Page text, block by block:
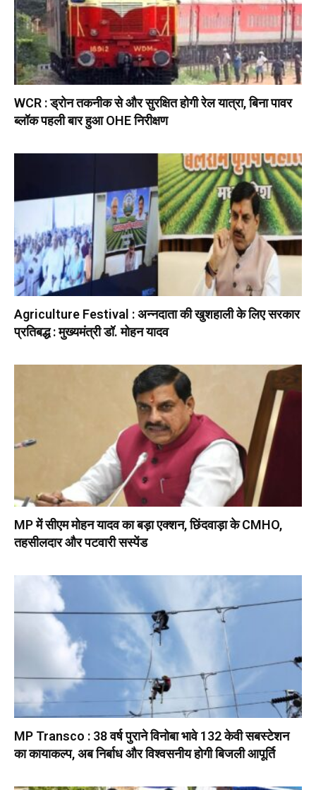
WCR : ड्रोन तकनीक से और सुरक्षित होगी रेल यात्रा, बिना पावर
ब्लॉक पहली बार हुआ OHE निरीक्षण
Agriculture Festival : अन्नदाता की खुशहाली के लिए सरकार
प्रतिबद्ध : मुख्यमंत्री डॉ. मोहन यादव
MP में सीएम मोहन यादव का बड़ा एक्शन, छिंदवाड़ा के CMHO,
तहसीलदार और पटवारी सस्पेंड
MP Transco : 38 वर्ष पुराने विनोबा भावे 132 केवी सबस्टेशन
का कायाकल्प, अब निर्बाध और विश्वसनीय होगी बिजली आपूर्ति